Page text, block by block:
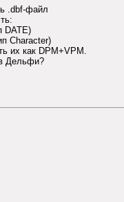
.dbf-файл
DATE)
Character)
их как DPM+VPM.
Дельфи?